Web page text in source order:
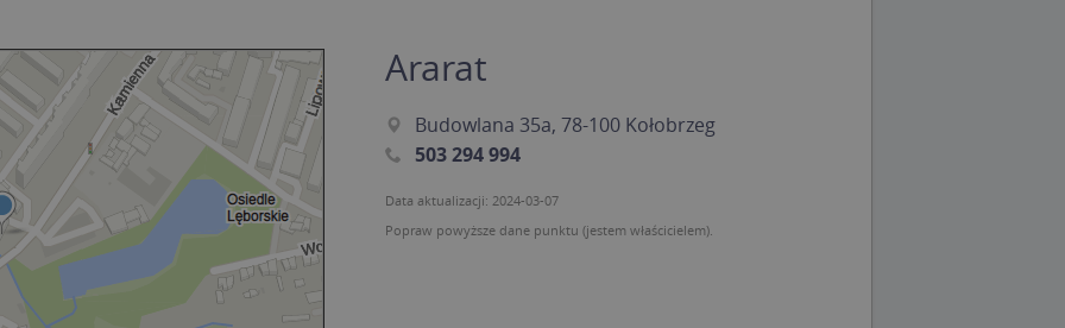
Ararat
Budowlana 35a, 78-100 Kołobrzeg
503 294 994
Data aktualizacji: 2024-03-07
Popraw powyższe dane punktu (jestem właścicielem).